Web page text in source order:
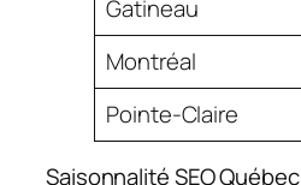
Gatineau
Montréal
Pointe-Claire
Saisonnalité SEO Québec